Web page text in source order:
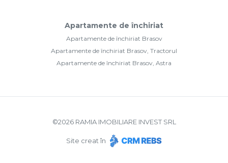
Apartamente de închiriat
Apartamente de închiriat Brasov
Apartamente de închiriat Brasov, Tractorul
Apartamente de închiriat Brasov, Astra
©2026RAMIA IMOBILIARE INVEST SRL
Site creat în